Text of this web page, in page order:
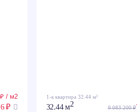
/ м2
₽
1-к квартира 32.44 м²
32.44 м2 9 083 200 ₽